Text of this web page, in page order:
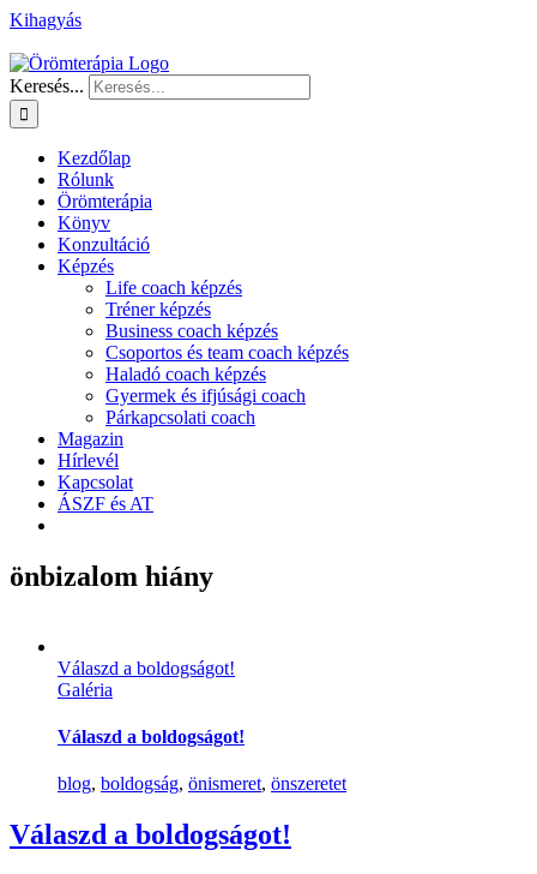
Kihagyás
Keresés...
Kezdőlap
Rólunk
Örömterápia
Könyv
Konzultáció
Képzés
Life coach képzés
Tréner képzés
Business coach képzés
Csoportos és team coach képzés
Haladó coach képzés
Gyermek és ifjúsági coach
Párkapcsolati coach
Magazin
Hírlevél
Kapcsolat
ÁSZF és AT
önbizalom hiány
Válaszd a boldogságot!
Galéria
Válaszd a boldogságot!
blog, boldogság, önismeret, önszeretet
Válaszd a boldogságot!